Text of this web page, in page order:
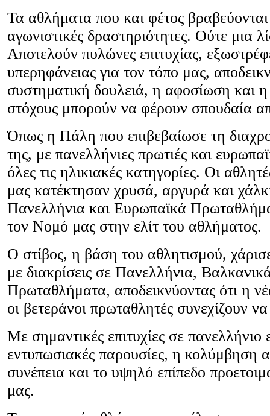
Τα αθλήματα που και φέτος
αγωνιστικές δραστηριότητες. Ούτε μια
Αποτελούν πυλώνες επιτυχίας,
υπερηφάνειας για τον τόπο μας,
συστηματική δουλειά, η αφοσίωση και η
στόχους μπορούν να φέρουν σπουδαία
Όπως η Πάλη που επιβεβαίωσε τη
της, με πανελλήνιες πρωτιές και
όλες τις ηλικιακές κατηγορίες. Οι
μας κατέκτησαν χρυσά, αργυρά και
Πανελλήνια και Ευρωπαϊκά
τον Νομό μας στην ελίτ του αθλήματος.
Ο στίβος, η βάση του αθλητισμού,
με διακρίσεις σε Πανελλήνια,
Πρωταθλήματα, αποδεικνύοντας ότι η
οι βετεράνοι πρωταθλητές συνεχίζουν
Με σημαντικές επιτυχίες σε πανελλήνιο
εντυπωσιακές παρουσίες, η κολύμβηση
συνέπεια και το υψηλό επίπεδο
μας.